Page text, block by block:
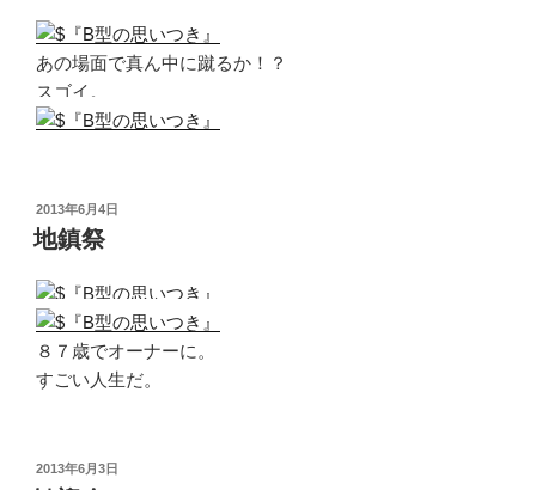
あの場面で真ん中に蹴るか！？
スゴイ。
投
稿
日:
2013年6月4日
地鎮祭
８７歳でオーナーに。
すごい人生だ。
投
2013年6月3日